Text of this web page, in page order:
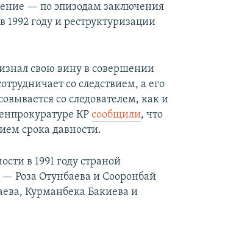
— по эпизодам заключения
году и реструктуризации
свою вину в совершении
со следствием, а его
со следователем, как и
КРсообщили, что
срока давности.
в 1991 году страной
Роза Отунбаева и Сооронбай
Курманбека Бакиева и